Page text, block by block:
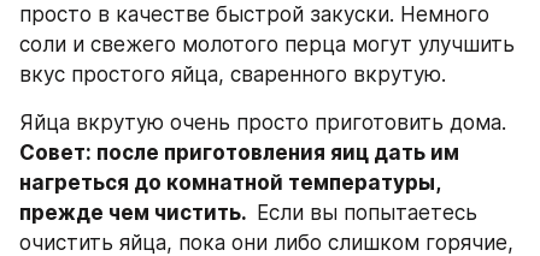
просто в качестве быстрой закуски. Немного
соли и свежего молотого перца могут улучшить
вкус простого яйца, сваренного вкрутую.
Совет: после приготовления яиц дать им
нагреться до комнатной температуры,
прежде чем чистить. Если вы попытаетесь
очистить яйца, пока они либо слишком горячие,